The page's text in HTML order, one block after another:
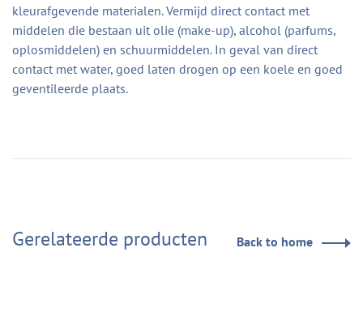
kleurafgevende materialen. Vermijd direct contact met
middelen die bestaan uit olie (make-up), alcohol (parfums,
oplosmiddelen) en schuurmiddelen. In geval van direct
contact met water, goed laten drogen op een koele en goed
geventileerde plaats.
Gerelateerde producten Back to home